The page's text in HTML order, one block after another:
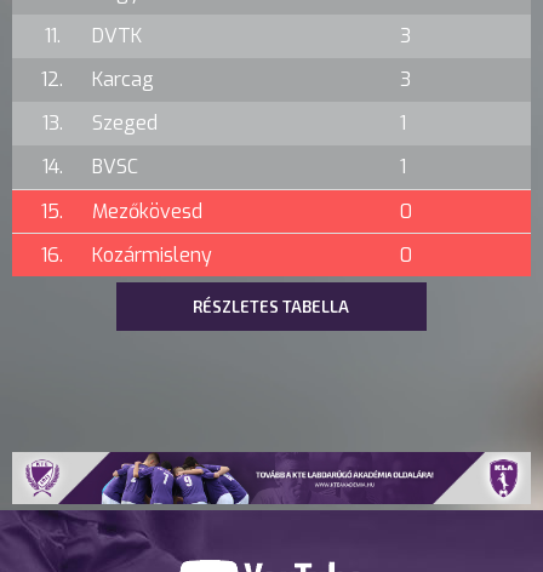
11.
DVTK
3
12.
Karcag
3
13.
Szeged
1
14.
BVSC
1
15.
Mezőkövesd
0
16.
Kozármisleny 0
RÉSZLETES TABELLA